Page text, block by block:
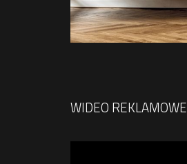
WIDEO REKLAMOWE